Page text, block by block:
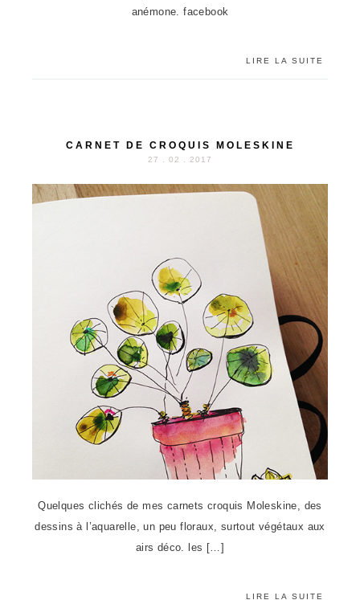
anémone. facebook
LIRE LA SUITE
CARNET DE CROQUIS MOLESKINE
27 . 02 . 2017
Quelques clichés de mes carnets croquis Moleskine, des
dessins à l’aquarelle, un peu floraux, surtout végétaux aux
airs déco. les […]
LIRE LA SUITE